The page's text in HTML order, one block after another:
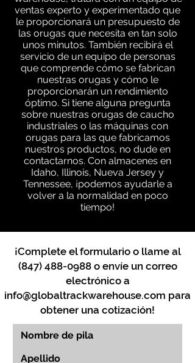
ventas experto y experimentado que
le proporcionará un presupuesto de
las orugas que necesita en tan solo
unos minutos. También recibirá el
servicio de un equipo de personas
que comprende cómo se fabrican
nuestras orugas y cómo le
proporcionarán un rendimiento
óptimo. Si tiene alguna pregunta
sobre nuestras orugas de caucho
industriales o las máquinas con
orugas para las que fabricamos
nuestros productos, no dude en
contactarnos. Con almacenes en
Idaho, Illinois, Nueva Jersey y
Tennessee, ¡podemos ayudarle a
volver a la normalidad en poco
tiempo!
¡Complete el formulario o llame al
(847) 488-0988o envíe un correo
electrónico a
info@globaltrackwarehouse.com para
obtener una cotización!